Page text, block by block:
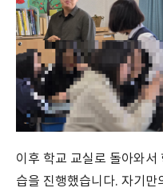
이후 학교 교실로 돌아와서
습을 진행했습니다. 자기